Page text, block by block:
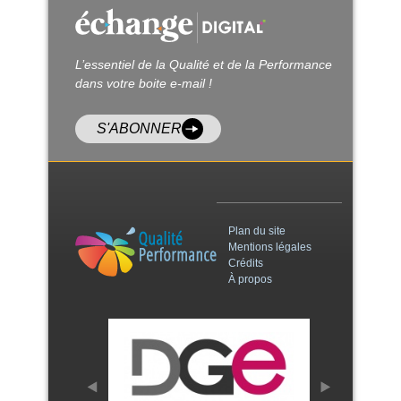
L’essentiel de la Qualité et de la Performance
dans votre boite e-mail !
S'ABONNER
Plan du site
Mentions légales
Crédits
À propos